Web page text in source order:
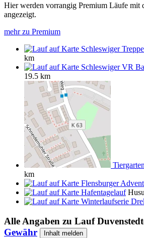
Hier werden vorrangig Premium Läufe mit
angezeigt.
mehr zu Premium
Schleswiger
km
Schleswiger VR
19.5 km
km
Flensburger
Hafentagelauf
Winterlaufserie
Alle Angaben zu Lauf
Gewähr
Inhalt melden